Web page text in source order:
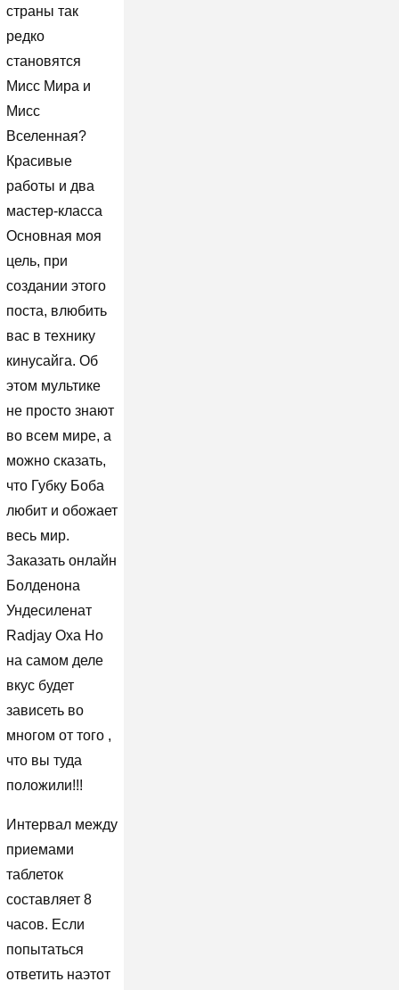
страны так
редко
становятся
Мисс Мира и
Мисс
Вселенная?
Красивые
работы и два
мастер-класса
Основная моя
цель, при
создании этого
поста, влюбить
вас в технику
кинусайга. Об
этом мультике
не просто знают
во всем мире, а
можно сказать,
что Губку Боба
любит и обожает
весь мир.
Заказать онлайн
Болденона
Ундесиленат
Radjay Оха Но
на самом деле
вкус будет
зависеть во
многом от того ,
что вы туда
положили!!!
Интервал между
приемами
таблеток
составляет 8
часов. Если
попытаться
ответить наэтот